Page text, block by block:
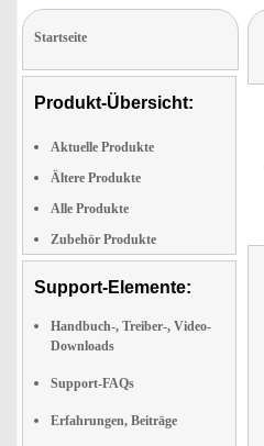
Startseite
Produkt-Übersicht:
Aktuelle Produkte
Ältere Produkte
Alle Produkte
Zubehör Produkte
Support-Elemente:
Handbuch-, Treiber-, Video-
Downloads
Support-FAQs
Erfahrungen, Beiträge